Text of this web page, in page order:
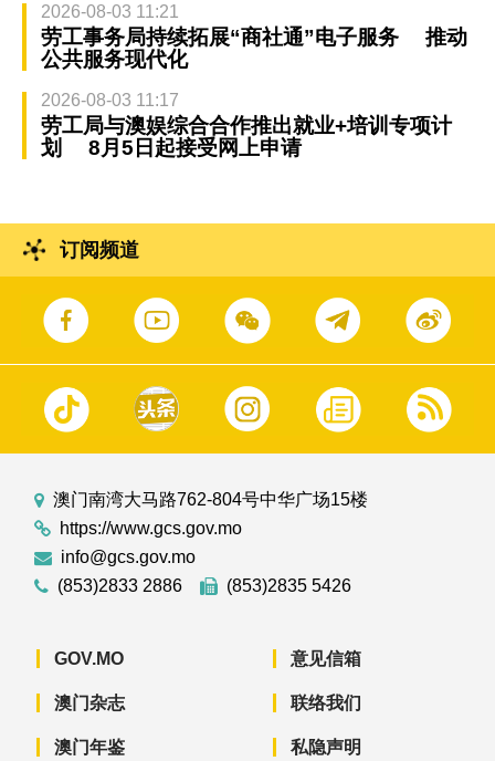
2026-08-03 11:21
劳工事务局持续拓展“商社通”电子服务 推动
公共服务现代化
2026-08-03 11:17
劳工局与澳娱综合合作推出就业+培训专项计
划 8月5日起接受网上申请
订阅频道
澳门南湾大马路762-804号中华广场15楼
https://www.gcs.gov.mo
info@gcs.gov.mo
(853)2833 2886
(853)2835 5426
GOV.MO
澳门杂志
澳门年鉴
意见信箱
联络我们
私隐声明